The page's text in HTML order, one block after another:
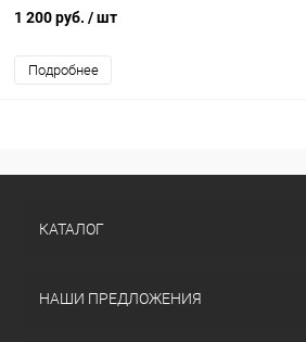
1 200 руб. / шт
Подробнее
КАТАЛОГ
НАШИ ПРЕДЛОЖЕНИЯ